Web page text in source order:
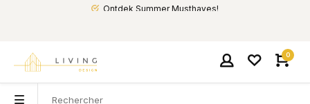
Ontdek Summer Musthaves!
0